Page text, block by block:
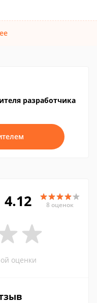
разработчика
4.12 8 оценок
оценки